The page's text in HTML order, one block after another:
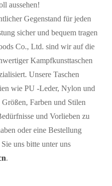
aussehen!
Gegenstand für jeden
sicher und bequem tragen
Co., Ltd. sind wir auf die
Kampfkunsttaschen
Unsere Taschen
wie PU -Leder, Nylon und
Farben und Stilen
und Vorlieben zu
oder eine Bestellung
uns bitte unter uns
.